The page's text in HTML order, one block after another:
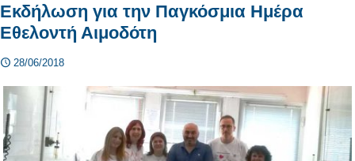
Εκδήλωση για την Παγκόσμια Ημέρα
Εθελοντή Αιμοδότη
28/06/2018